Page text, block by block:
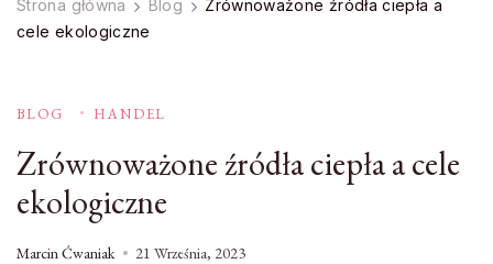
Strona główna Blog
Zrównoważone źródła ciepła a
cele ekologiczne
BLOG HANDEL
Zrównoważone źródła ciepła a cele
ekologiczne
Marcin Ćwaniak 21 Września, 2023